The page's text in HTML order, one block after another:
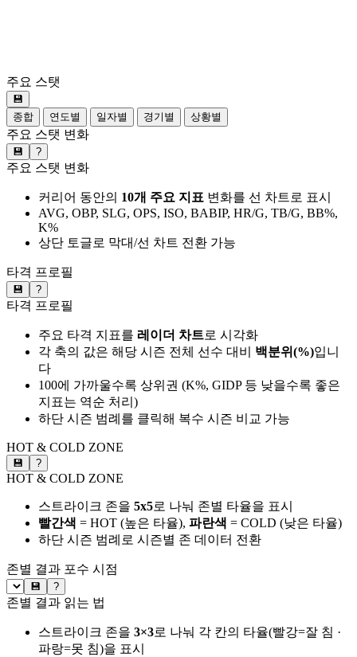
주요 스탯
💾
종합
연도별 일자별 경기별 상황별
주요 스탯 변화
💾 ?
주요 스탯 변화
커리어 동안의 10개 주요 지표 변화를 선 차트로 표시
AVG, OBP, SLG, OPS, ISO, BABIP, HR/G, TB/G, BB%,
K%
상단 토글로 막대/선 차트 전환 가능
타격 프로필
💾 ?
타격 프로필
주요 타격 지표를 레이더 차트로 시각화
각 축의 값은 해당 시즌 전체 선수 대비 백분위(%)입니
다
100에 가까울수록 상위권 (K%, GIDP 등 낮을수록 좋은
지표는 역순 처리)
하단 시즌 범례를 클릭해 복수 시즌 비교 가능
HOT & COLD ZONE
💾 ?
HOT & COLD ZONE
스트라이크 존을 5x5로 나눠 존별 타율을 표시
빨간색 = HOT (높은 타율), 파란색 = COLD (낮은 타율)
하단 시즌 범례로 시즌별 존 데이터 전환
존별 결과 포수 시점
💾 ?
존별 결과 읽는 법
스트라이크 존을 3×3로 나눠 각 칸의 타율(빨강=잘 침 ·
파랑=못 침)을 표시